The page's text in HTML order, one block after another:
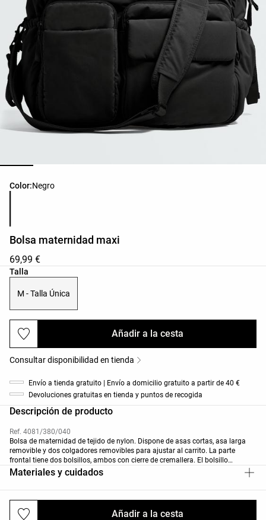
Color:Negro
Lista de colores del producto
Bolsa maternidad maxi
69,99 €
Talla
Lista de tallas del producto
M - Talla Única
Añadir a la cesta
Añadir a la cesta
Consultar disponibilidad en tienda
Envío a tienda gratuito | Envío a domicilio gratuito a partir de 40 €
Devoluciones gratuitas en tienda y puntos de recogida
Descripción de producto
Ref. 4081/380/040
Bolsa de maternidad de tejido de nylon. Dispone de asas cortas, asa larga
removible y dos colgadores removibles para ajustar al carrito. La parte
frontal tiene dos bolsillos, ambos con cierre de cremallera. El bolsillo
alargado mide 23x14 cm y dentro tiene una correa removible para sujetar las
llaves. El segundo bolsillo mide 21x24 cm y además tiene otro pequeño
bolsillo frontal con cierre imantado. En los laterales hay dos bolsillos con
como los biberones o cualquier otro recipiente. Bolsillo en la parte trasera de
cierre de cremallera de 37x25 cm. El interior dispone de múltiples
Materiales y cuidados
Envíos y devoluciones